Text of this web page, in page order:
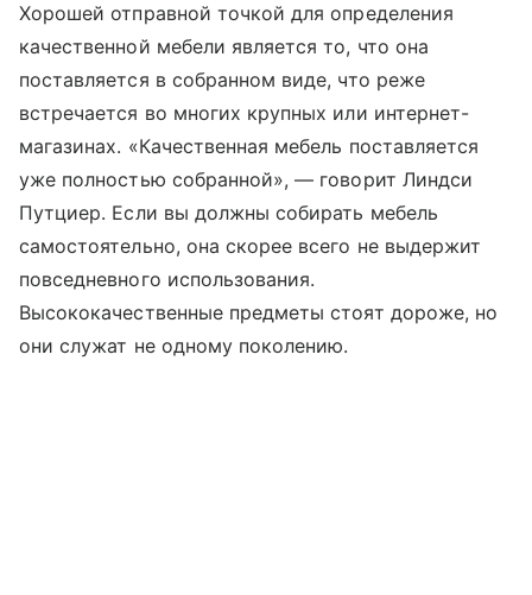
Хорошей отправной точкой для определения
качественной мебели является то, что она
поставляется в собранном виде, что реже
встречается во многих крупных или интернет-
магазинах. «Качественная мебель поставляется
уже полностью собранной», — говорит Линдси
Путциер. Если вы должны собирать мебель
самостоятельно, она скорее всего не выдержит
повседневного использования.
Высококачественные предметы стоят дороже, но
они служат не одному поколению.